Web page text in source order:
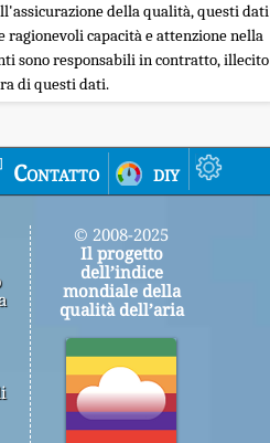
della qualità, questi dati
capacità e attenzione nella
sono responsabili in contratto, illecito
di questi dati.
Contatto diy
© 2008-2025
Il progetto
dell’indice
mondiale della
qualità dell’aria